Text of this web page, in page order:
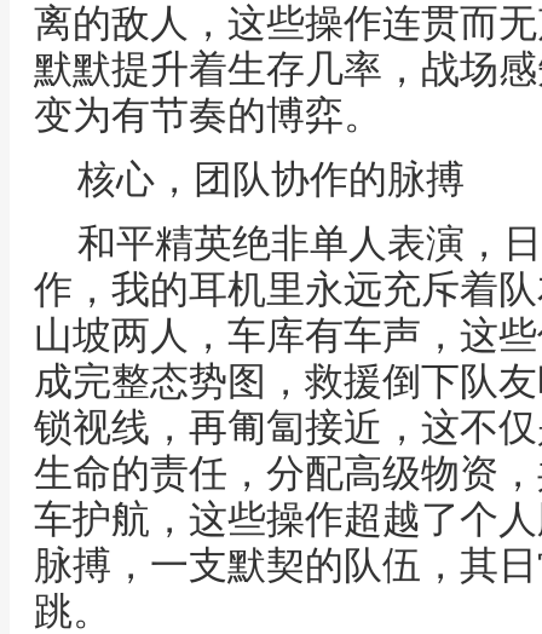
离的敌人，这些操作连贯而
默默提升着生存几率，战场
变为有节奏的博弈。
核心，团队协作的脉搏
和平精英绝非单人表演，
作，我的耳机里永远充斥着
山坡两人，车库有车声，这
成完整态势图，救援倒下队
锁视线，再匍匐接近，这不
生命的责任，分配高级物资
车护航，这些操作超越了个
脉搏，一支默契的队伍，其
跳。